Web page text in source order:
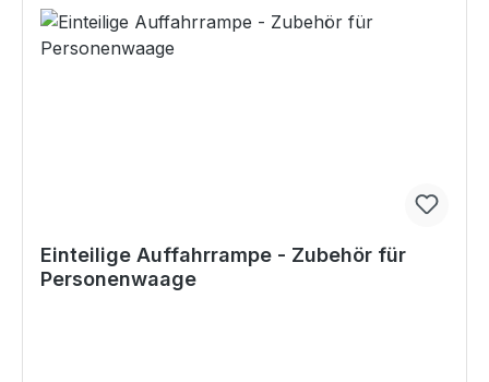
Einteilige Auffahrrampe - Zubehör für
Personenwaage